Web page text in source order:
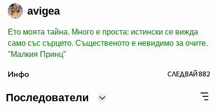
avigea
Ето моята тайна. Много е проста: истински се вижда
само със сърцето. Същественото е невидимо за очите.
"Малкия Принц"
Инфо СЛЕДВАЙ882
Последователи